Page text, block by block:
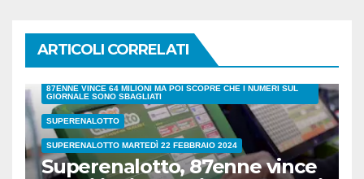
ARTICOLI CORRELATI
87ENNE VINCE 64 MILIONI MA POI SCOPRE CHE I NUMERI SUL
GIORNALE SONO SBAGLIATI
SUPERENALOTTO
SUPERENALOTTO MARTEDÌ 22 FEBBRAIO 2024
Superenalotto, 87enne vince